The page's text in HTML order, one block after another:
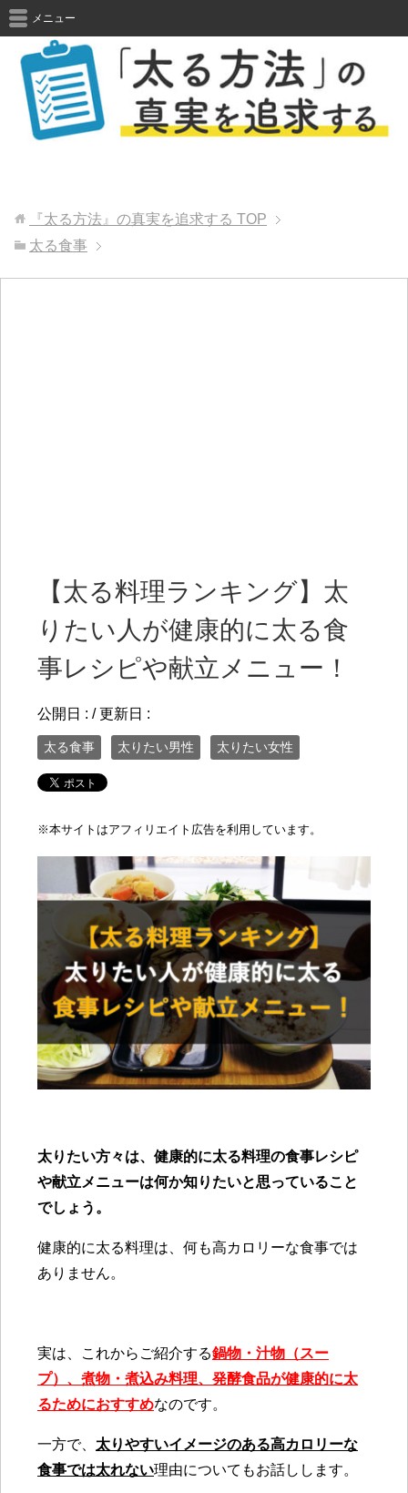
メニュー
『太る方法』の真実を追求する TOP
太る食事
【太る料理ランキング】太
りたい人が健康的に太る食
事レシピや献立メニュー！
公開日 : / 更新日 :
太る食事 太りたい男性 太りたい女性
※本サイトはアフィリエイト広告を利用しています。
太りたい方々は、健康的に太る料理の食事レシピ
や献立メニューは何か知りたいと思っていること
でしょう。
健康的に太る料理は、何も高カロリーな食事では
ありません。
実は、これからご紹介する鍋物・汁物（スー
プ）、煮物・煮込み料理、発酵食品が健康的に太
るためにおすすめなのです。
一方で、 太りやすいイメージのある高カロリーな
食事では太れない理由についてもお話しします。